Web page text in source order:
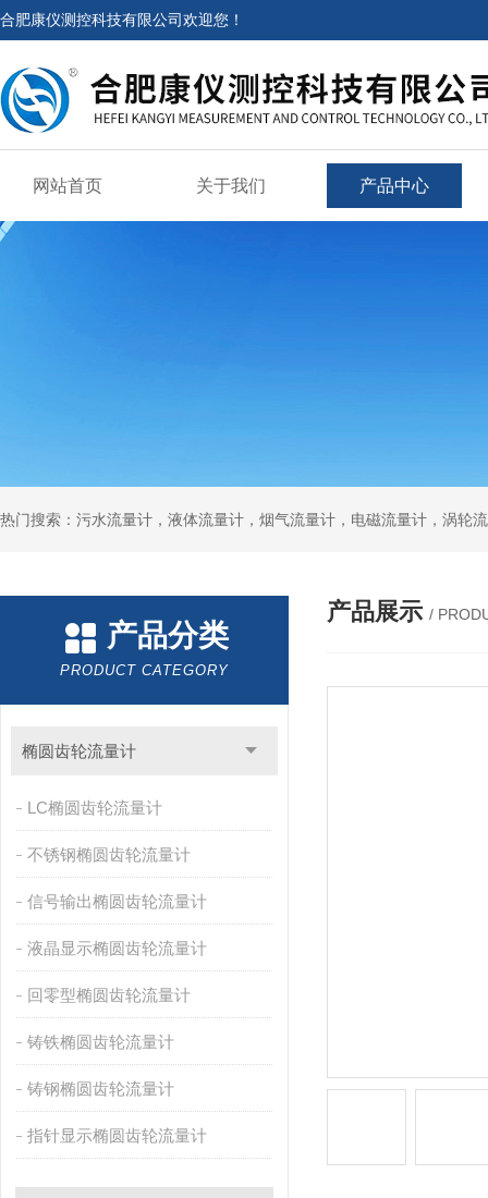
合肥康仪测控科技有限公司欢迎您！
网站首页 关于我们 产品中心
产品分类
PRODUCT CATEGORY
椭圆齿轮流量计
LC椭圆齿轮流量计
不锈钢椭圆齿轮流量计
信号输出椭圆齿轮流量计
液晶显示椭圆齿轮流量计
回零型椭圆齿轮流量计
铸铁椭圆齿轮流量计
铸钢椭圆齿轮流量计
指针显示椭圆齿轮流量计
产品展示 /